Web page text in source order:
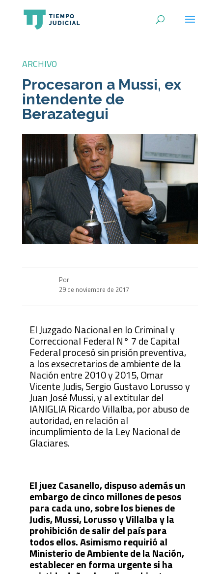
ARCHIVO
Procesaron a Mussi, ex
intendente de
Berazategui
Por
29 de noviembre de 2017
El Juzgado Nacional en lo Criminal y
Correccional Federal N° 7 de Capital
Federal procesó sin prisión preventiva,
a los exsecretarios de ambiente de la
Nación entre 2010 y 2015, Omar
Vicente Judis, Sergio Gustavo Lorusso y
Juan José Mussi, y al extitular del
IANIGLIA Ricardo Villalba, por abuso de
autoridad, en relación al
incumplimiento de la Ley Nacional de
Glaciares.
El juez Casanello, dispuso además un
embargo de cinco millones de pesos
para cada uno, sobre los bienes de
Judis, Mussi, Lorusso y Villalba y la
prohibición de salir del país para
todos ellos. Asimismo requirió al
Ministerio de Ambiente de la Nación,
establecer en forma urgente si ha